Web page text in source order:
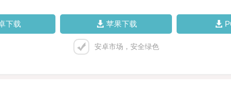
下载 苹果下载
安卓市场，安全绿色